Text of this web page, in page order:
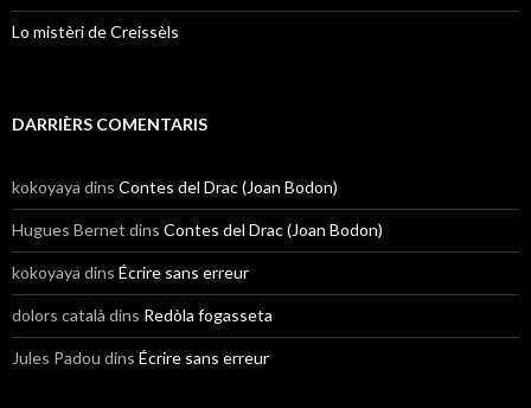
Lo mistèri de Creissèls
DARRIÈRS COMENTARIS
kokoyaya dins Contes del Drac (Joan Bodon)
Hugues Bernet dins Contes del Drac (Joan Bodon)
kokoyaya dins Écrire sans erreur
dolors català dins Redòla fogasseta
Jules Padou dins Écrire sans erreur